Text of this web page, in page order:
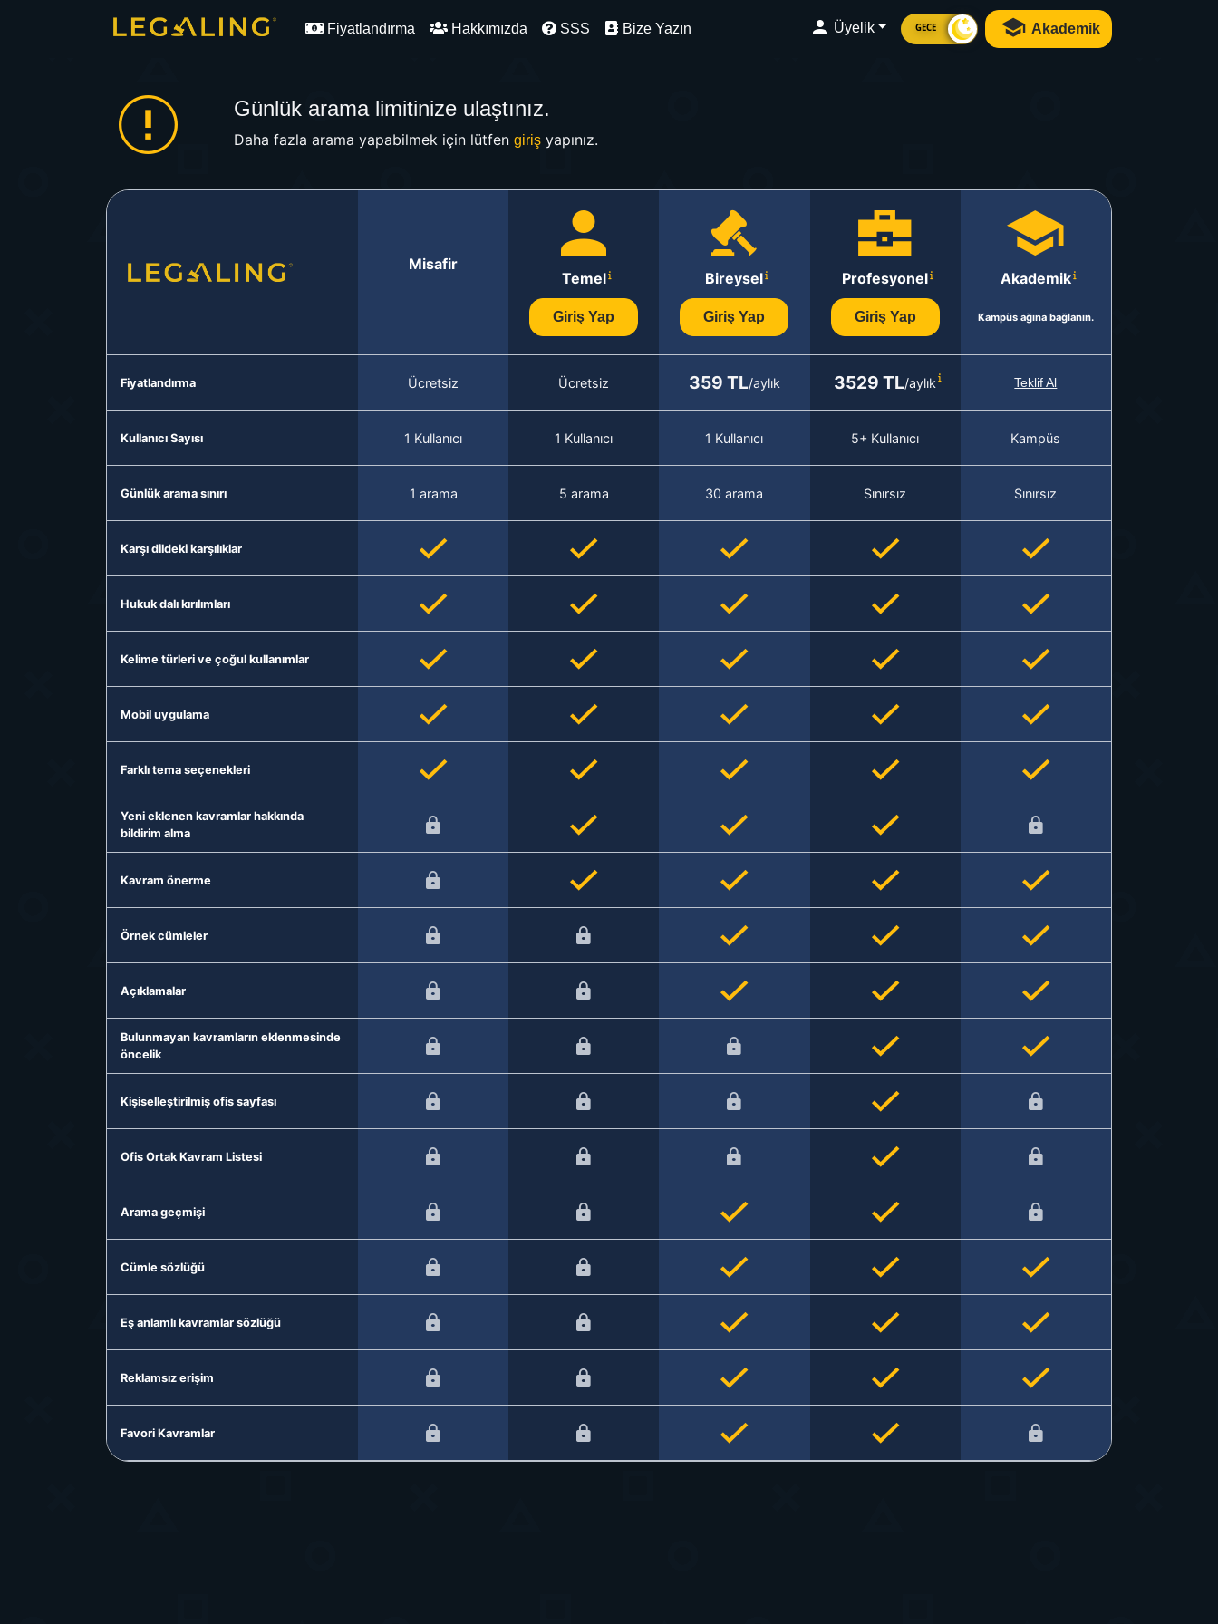
Fiyatlandırma Hakkımızda SSS Bize Yazın Üyelik GECE Akademik
Günlük arama limitinize ulaştınız.
Daha fazla arama yapabilmek için lütfen girişyapınız.
Misafir
Temel
Giriş Yap
Bireysel
Giriş Yap
Profesyonel
Giriş Yap
Akademik
Kampüs ağına bağlanın.
Fiyatlandırma Ücretsiz Ücretsiz 359 TL/aylık 3529 TL/aylık Teklif Al
Kullanıcı Sayısı 1 Kullanıcı 1 Kullanıcı 1 Kullanıcı 5+ Kullanıcı Kampüs
Günlük arama sınırı 1 arama 5 arama 30 arama Sınırsız Sınırsız
Karşı dildeki karşılıklar
Hukuk dalı kırılımları
Kelime türleri ve çoğul kullanımlar
Mobil uygulama
Farklı tema seçenekleri
Yeni eklenen kavramlar hakkında
bildirim alma
Kavram önerme
Örnek cümleler
Açıklamalar
Bulunmayan kavramların eklenmesinde
öncelik
Kişiselleştirilmiş ofis sayfası
Ofis Ortak Kavram Listesi
Arama geçmişi
Cümle sözlüğü
Eş anlamlı kavramlar sözlüğü
Reklamsız erişim
Favori Kavramlar